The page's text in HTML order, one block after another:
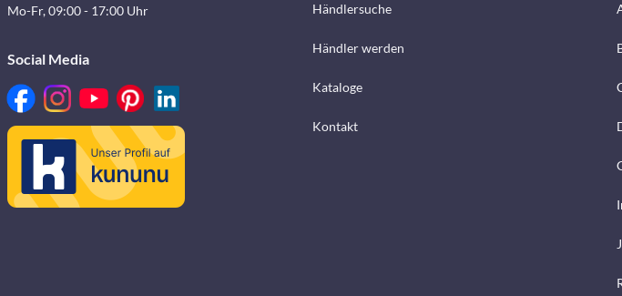
Mo-Fr, 09:00 - 17:00 Uhr
Social Media
Händlersuche
Händler werden
Kataloge
Kontakt